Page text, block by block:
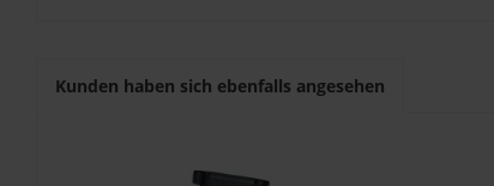
Kunden haben sich ebenfalls angesehen